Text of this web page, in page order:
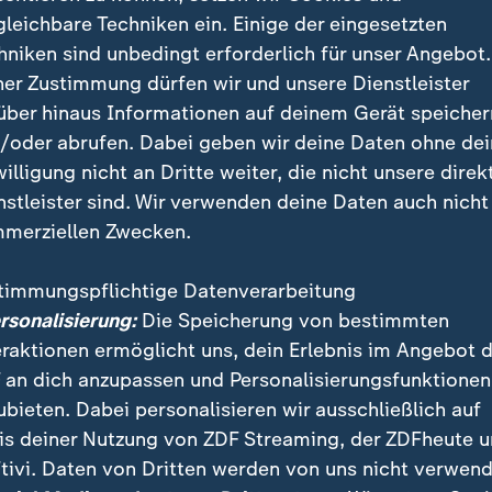
mussten sich dem Untersuchungsausschuss zum
vor Ort seine Einschätzung.
Techniken ein. Einige der eingesetzten
sind unbedingt erforderlich für unser
Zustimmung dürfen wir und unsere Dienstleister
hinaus Informationen auf deinem Gerät
oder abrufen. Dabei geben wir deine Daten ohne
nicht an Dritte weiter, die nicht unsere
sind. Wir verwenden deine Daten auch nicht
Zwecken.
Datenverarbeitung
Die Speicherung von bestimmten
ermöglicht uns, dein Erlebnis im Angebot
an dich anzupassen und Personalisierungsfunktionen
Dabei personalisieren wir ausschließlich auf
deiner Nutzung von ZDF Streaming, der ZDFheute
Daten von Dritten werden von uns nicht